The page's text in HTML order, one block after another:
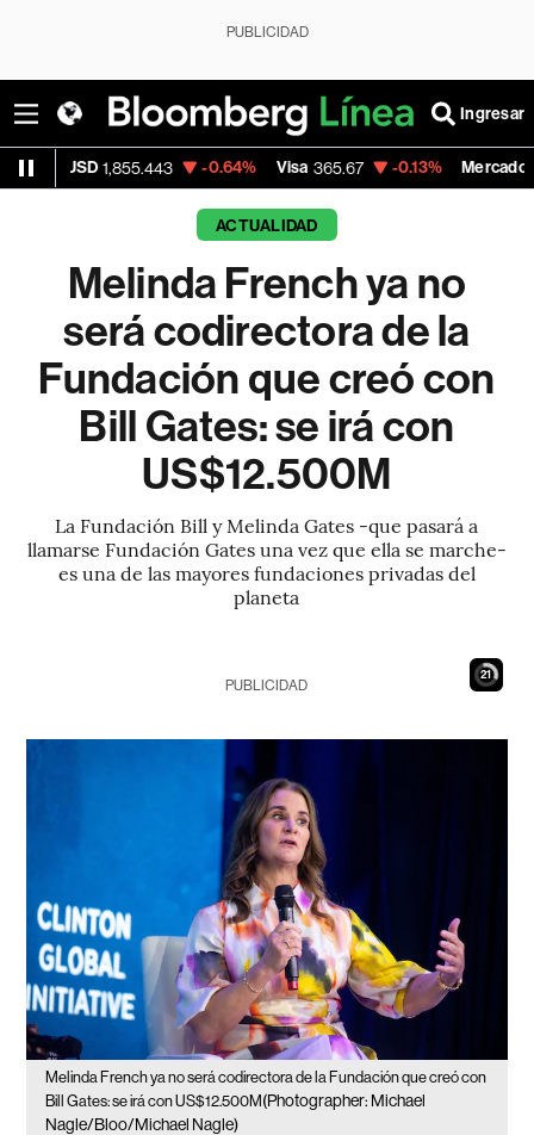
PUBLICIDAD
Ingresar
1,855.443 -0.64% Visa 365.67 -0.13% MercadoLibre
ACTUALIDAD
Melinda French ya no
será codirectora de la
Fundación que creó con
Bill Gates: se irá con
US$12.500M
La Fundación Bill y Melinda Gates -que pasará a
llamarse Fundación Gates una vez que ella se marche-
es una de las mayores fundaciones privadas del
planeta
20
PUBLICIDAD
Melinda French ya no será codirectora de la Fundación que creó con
Bill Gates: se irá con US$12.500M (Photographer: Michael
Nagle/Bloo/Michael Nagle)